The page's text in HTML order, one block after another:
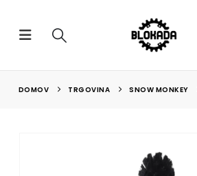
DOMOV TRGOVINA SNOW MONKEY